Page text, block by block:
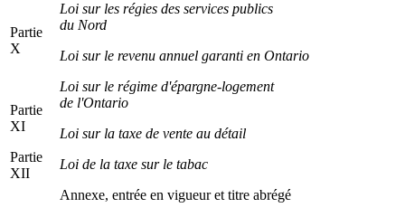
Partie
X
Partie
XI
Partie
XII
Loi sur les régies des services publics
du Nord
Loi sur le revenu annuel garanti en Ontario
Loi sur le régime d'épargne-logement
de l'Ontario
Loi sur la taxe de vente au détail
Loi de la taxe sur le tabac
Annexe, entrée en vigueur et titre abrégé